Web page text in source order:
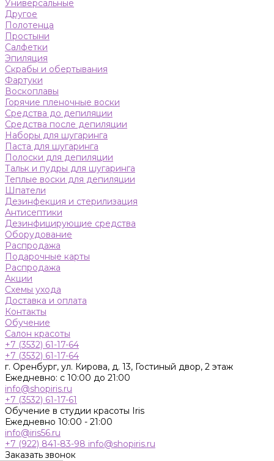
Универсальные
Другое
Полотенца
Простыни
Салфетки
Эпиляция
Скрабы и обертывания
Фартуки
Воскоплавы
Горячие пленочные воски
Средства до депиляции
Средства после депиляции
Наборы для шугаринга
Паста для шугаринга
Полоски для депиляции
Тальк и пудры для шугаринга
Теплые воски для депиляции
Шпатели
Дезинфекция и стерилизация
Антисептики
Дезинфицирующие средства
Оборудование
Распродажа
Подарочные карты
Распродажа
Акции
Схемы ухода
Доставка и оплата
Контакты
Обучение
Салон красоты
+7 (3532) 61-17-64
+7 (3532) 61-17-64
г. Оренбург, ул. Кирова, д. 13, Гостиный двор, 2 этаж
Ежедневно: с 10:00 до 21:00
info@shopiris.ru
+7 (3532) 61-17-61
Обучение в студии красоты Iris
Ежедневно 10:00 - 21:00
info@iris56.ru
+7 (922) 841-83-98 info@shopiris.ru
Заказать звонок